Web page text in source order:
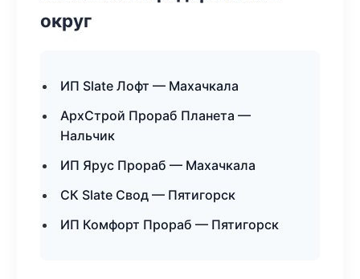
округ
ИП Slate Лофт — Махачкала
АрхСтрой Прораб Планета —
Нальчик
ИП Ярус Прораб — Махачкала
СК Slate Свод — Пятигорск
ИП Комфорт Прораб — Пятигорск